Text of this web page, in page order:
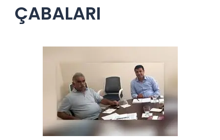
ÇABALARI